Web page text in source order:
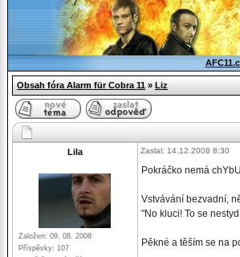
Obsah fóra Alarm für Cobra 11 » Liz
Lila
Založen: 09. 08. 2008
Příspěvky: 107
Zaslal: 14.12.2008 8:30
Pokráčko nemá
Vstvávání bezvadní,
"No kluci! To se
Pěkné a těším se na